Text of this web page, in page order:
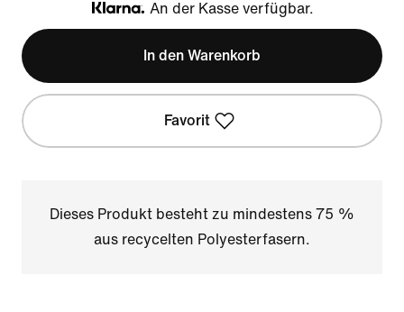
Klarna
An der Kasse verfügbar.
In den Warenkorb
Favorit
Dieses Produkt besteht zu mindestens 75 %
aus recycelten Polyesterfasern.